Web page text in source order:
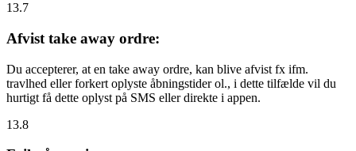
13.7
Afvist take away ordre:
Du accepterer, at en take away ordre, kan blive afvist fx ifm.
travlhed eller forkert oplyste åbningstider ol., i dette tilfælde vil du
hurtigt få dette oplyst på SMS eller direkte i appen.
13.8